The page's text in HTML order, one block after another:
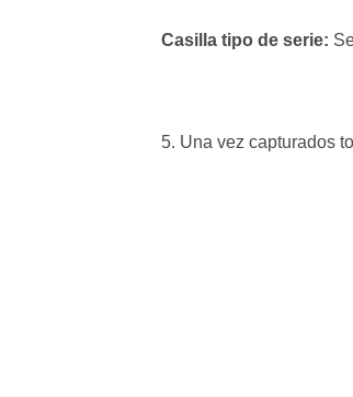
Casilla tipo de serie:
5. Una vez capturados